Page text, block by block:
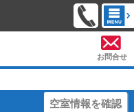
お問合せ
空室情報を確認